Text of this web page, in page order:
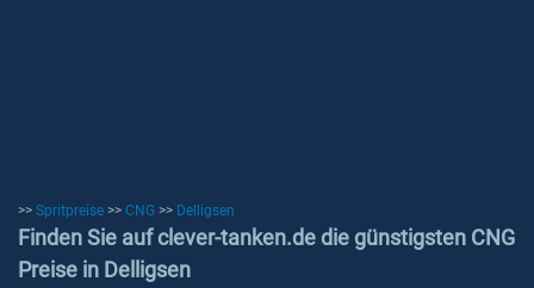
>> Spritpreise >> CNG >> Delligsen
Finden Sie auf clever-tanken.de die günstigsten CNG
Preise in Delligsen